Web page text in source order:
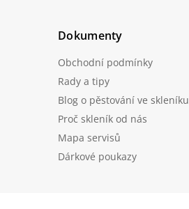
Dokumenty
Obchodní podmínky
Rady a tipy
Blog o pěstování ve skleníku
Proč skleník od nás
Mapa servisů
Dárkové poukazy